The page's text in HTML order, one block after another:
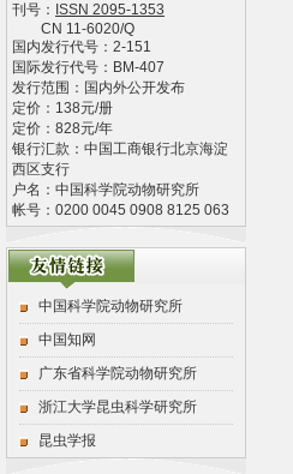
刊号： ISSN 2095-1353
CN 11-6020/Q
国内发行代号： 2-151
国际发行代号： BM-407
发行范围：国内外公开发布
定价： 138元/册
定价： 828元/年
银行汇款：中国工商银行北京海淀
西区支行
户名：中国科学院动物研究所
帐号：0200 0045 0908 8125 063
中国科学院动物研究所
中国知网
广东省科学院动物研究所
浙江大学昆虫科学研究所
昆虫学报